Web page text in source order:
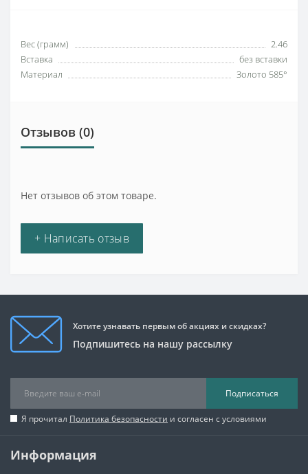
Вес (грамм)
2.46
Вставка
без вставки
Материал
Золото 585°
Отзывов (0)
Нет отзывов об этом товаре.
+ Написать отзыв
Хотите узнавать первым об акциях и скидках?
Подпишитесь на нашу рассылку
Подписаться
Я прочитал Политика безопасности и согласен с условиями
Информация